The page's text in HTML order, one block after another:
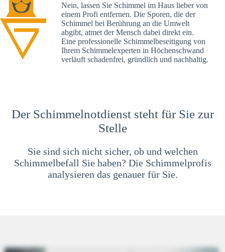
Nein, lassen Sie Schimmel im Haus lieber von
einem Profi entfernen. Die Sporen, die der
Schimmel bei Berührung an die Umwelt
abgibt, atmet der Mensch dabei direkt ein.
Eine professionelle Schimmelbeseitigung von
Ihrem Schimmelexperten in Höchenschwand
verläuft schadenfrei, gründlich und nachhaltig.
Der Schimmelnotdienst steht für Sie zur
Stelle
Sie sind sich nicht sicher, ob und welchen
Schimmelbefall Sie haben? Die Schimmelprofis
analysieren das genauer für Sie.